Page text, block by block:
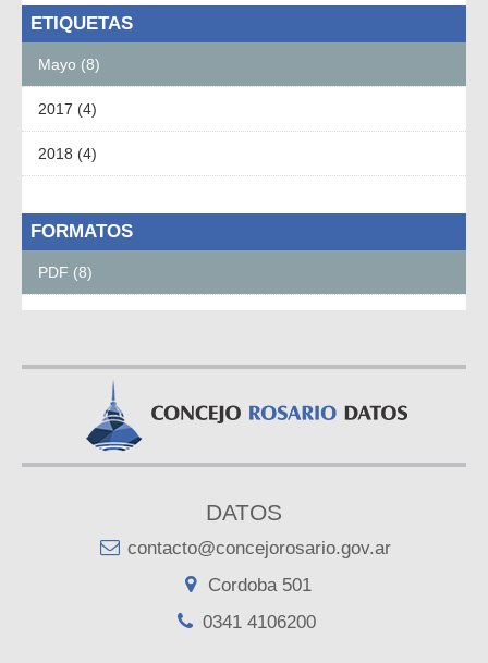
ETIQUETAS
Mayo (8)
2017 (4)
2018 (4)
FORMATOS
PDF (8)
DATOS
contacto@concejorosario.gov.ar
Cordoba 501
0341 4106200